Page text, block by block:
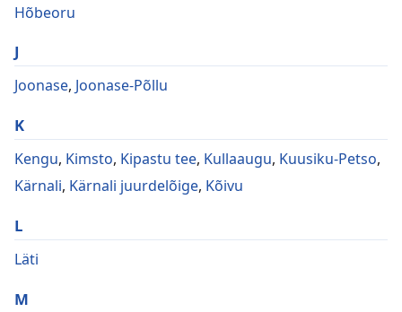
Hõbeoru
J
Joonase, Joonase-Põllu
K
Kengu, Kimsto, Kipastu tee, Kullaaugu, Kuusiku-Petso,
Kärnali, Kärnali juurdelõige, Kõivu
L
Läti
M